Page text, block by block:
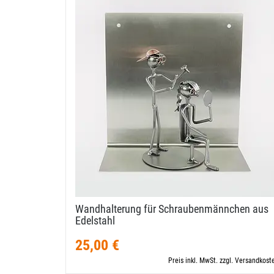
Wandhalterung für Schraubenmännchen aus
Edelstahl
25,00 €
Preis inkl. MwSt. zzgl.